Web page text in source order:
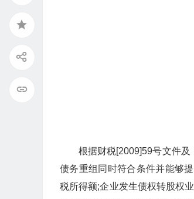
根据财税[2009]59号文件
债务重组同时符合条件并能够
税所得额;企业发生债权转股权